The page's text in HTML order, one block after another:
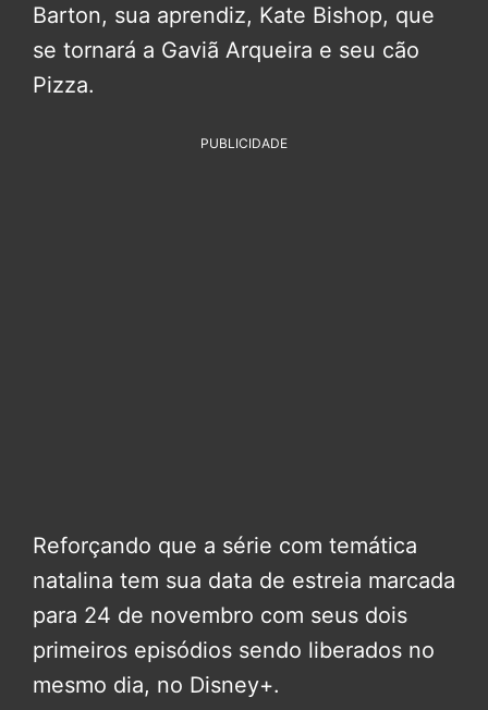
Barton, sua aprendiz, Kate Bishop, que
se tornará a Gaviã Arqueira e seu cão
Pizza.
PUBLICIDADE
Reforçando que a série com temática
natalina tem sua data de estreia marcada
para 24 de novembro com seus dois
primeiros episódios sendo liberados no
mesmo dia, no Disney+.